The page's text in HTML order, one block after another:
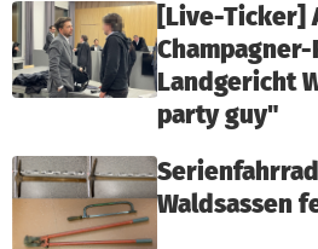
[Live-Ticker]
Landgericht
party guy"
Waldsassen